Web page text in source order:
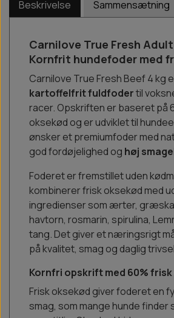
Beskrivelse Sammensætning
Carnilove True Fresh Adult
Kornfrit hundefoder med
Carnilove True Fresh Beef 4 kg
kartoffelfrit fuldfodertil
racer. Opskriften er baseret på
oksekød og er udviklet til
ønsker et premiumfoder med
god fordøjelighed og høj
Foderet er fremstillet uden
kombinerer frisk oksekød med
ingredienser som ærter,
havtorn, rosmarin, spirulina,
tang. Det giver et næringsrigt
på kvalitet, smag og daglig
Kornfri opskrift med 60%
Frisk oksekød giver foderet en
smag, som mange hunde